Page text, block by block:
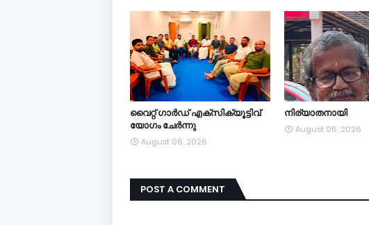
വൈറ്റ് ഗാർഡ് എക്സിക്യൂട്ടിവ്
യോഗം ചേർന്നു
August 06, 2026
നിര്യാതനായി
August 06, 2026
POST A COMMENT